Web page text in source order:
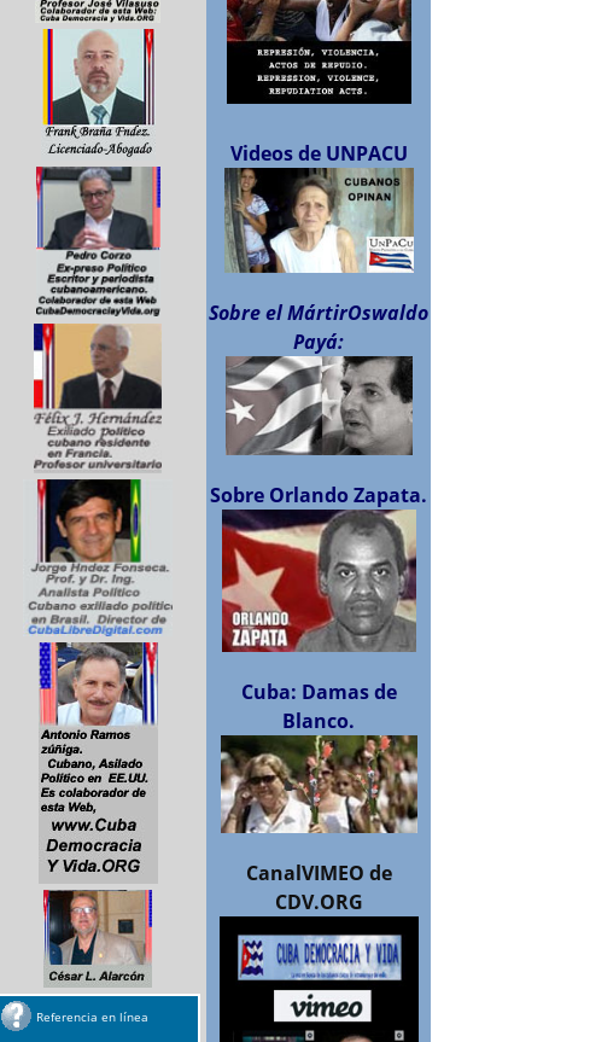
Referencia en línea
Videos de UNPACU
Sobre el MártirOswaldo
Payá:
Sobre Orlando Zapata.
Cuba: Damas de
Blanco.
CanalVIMEO de
CDV.ORG